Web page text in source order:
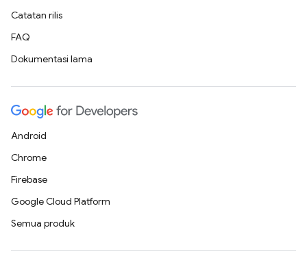
Catatan rilis
FAQ
Dokumentasi lama
Android
Chrome
Firebase
Google Cloud Platform
Semua produk